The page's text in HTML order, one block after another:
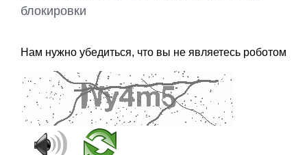
блокировки
Нам нужно убедиться, что вы не являетесь роботом